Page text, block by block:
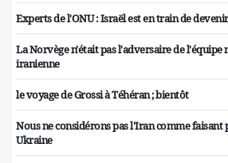
Experts de l'ONU : Israël est en train de
La Norvège n'était pas l'adversaire de l'équipe
iranienne
le voyage de Grossi à Téhéran ; bientôt
Nous ne considérons pas l'Iran comme faisant
Ukraine